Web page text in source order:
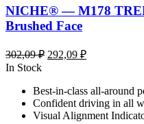
NICHE® — M178
Brushed Face
302,09₽ Первоначальная
302,09 ₽.
292,09 ₽Текущая
In Stock
Best-in-class all-around
Confident driving in all
Visual Alignment